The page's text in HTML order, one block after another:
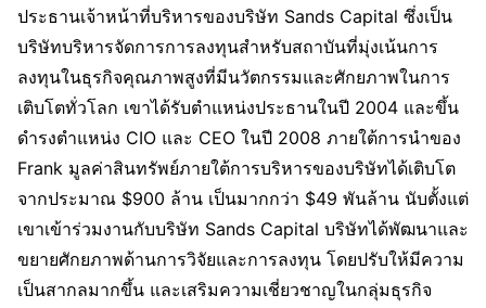
ประธานเจ้าหน้าที่บริหารของบริษัท Sands Capital ซึ่งเป็น
บริษัทบริหารจัดการการลงทุนสำหรับสถาบันที่มุ่งเน้นการ
ลงทุนในธุรกิจคุณภาพสูงที่มีนวัตกรรมและศักยภาพในการ
เติบโตทั่วโลก เขาได้รับตำแหน่งประธานในปี 2004 และขึ้น
ดำรงตำแหน่ง CIO และ CEO ในปี 2008 ภายใต้การนำของ
Frank มูลค่าสินทรัพย์ภายใต้การบริหารของบริษัทได้เติบโต
จากประมาณ $900 ล้าน เป็นมากกว่า $49 พันล้าน นับตั้งแต่
เขาเข้าร่วมงานกับบริษัท Sands Capital บริษัทได้พัฒนาและ
ขยายศักยภาพด้านการวิจัยและการลงทุน โดยปรับให้มีความ
เป็นสากลมากขึ้น และเสริมความเชี่ยวชาญในกลุ่มธุรกิจ